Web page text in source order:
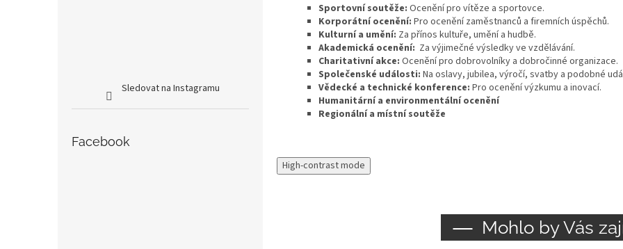
Sledovat na Instagramu
Facebook
Sportovní soutěže: Ocenění pro vítěze a sportovce.
Korporátní ocenění: Pro ocenění zaměstnanců a firemních úspěchů.
Kulturní a umění: Za přínos kultuře, umění a hudbě.
Akademická ocenění: Za výjimečné výsledky ve vzdělávání.
Charitativní akce: Ocenění pro dobrovolníky a dobročinné organizace.
Společenské události: Na oslavy, jubilea, výročí, svatby a podobné
Vědecké a technické konference: Pro ocenění výzkumu a inovací.
Humanitární a environmentální ocenění
Regionální a místní soutěže
High-contrast mode
Mohlo by Vás